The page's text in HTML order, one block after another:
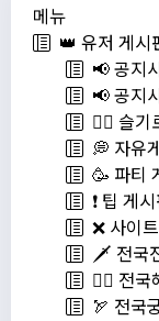
메뉴
👑 유저 게시
📢 공지
📢 공지
💁‍♂ 슬
💭 자유
🥳 파티
❗️ 팁 게
❌ 사이
🗡️ 전국
🏴‍☠️ 전국
🏹 전국